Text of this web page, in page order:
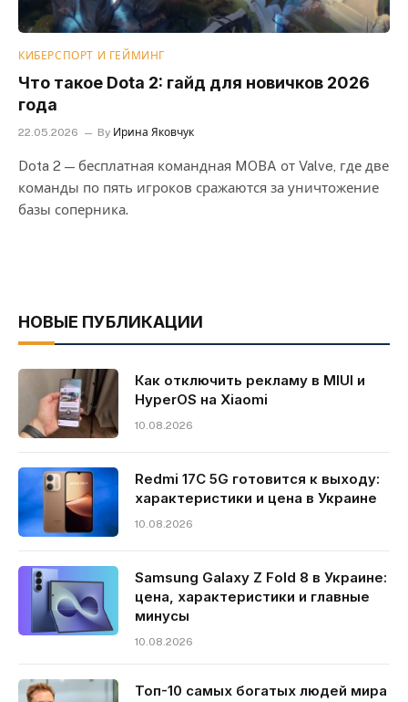
КИБЕРСПОРТ И ГЕЙМИНГ
Что такое Dota 2: гайд для новичков 2026
года
22.05.2026 By Ирина Яковчук
Dota 2 — бесплатная командная MOBA от Valve, где две
команды по пять игроков сражаются за уничтожение
базы соперника.
НОВЫЕ ПУБЛИКАЦИИ
Как отключить рекламу в MIUI и
HyperOS на Xiaomi
10.08.2026
Redmi 17C 5G готовится к выходу:
характеристики и цена в Украине
10.08.2026
Samsung Galaxy Z Fold 8 в Украине:
цена, характеристики и главные
минусы
10.08.2026
Топ-10 самых богатых людей мира